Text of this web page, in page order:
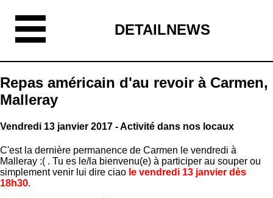
DETAILNEWS
Repas américain d'au revoir à Carmen,
Malleray
Vendredi 13 janvier 2017 - Activité dans nos locaux
C'est la dernière permanence de Carmen le vendredi à
Malleray :( . Tu es le/la bienvenu(e) à participer au souper ou
simplement venir lui dire ciao le vendredi 13 janvier dès
18h30.